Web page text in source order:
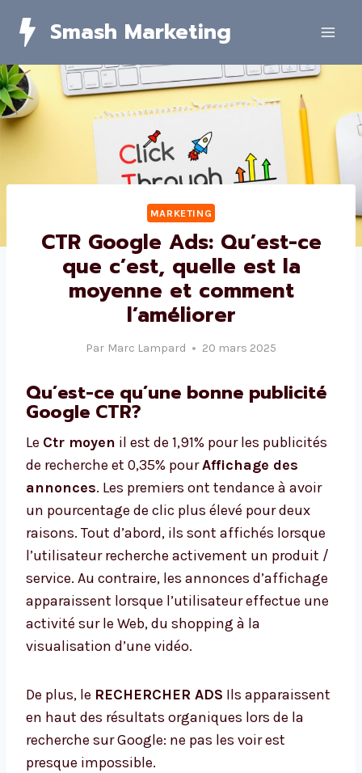
Smash Marketing
MARKETING
CTR Google Ads: Qu’est-ce
que c’est, quelle est la
moyenne et comment
l’améliorer
Par Marc Lampard 20 mars 2025
Qu’est-ce qu’une bonne publicité
Google CTR?
Le Ctr moyen il est de 1,91% pour les publicités
de recherche et 0,35% pourAffichage des
annonces. Les premiers ont tendance à avoir
un pourcentage de clic plus élevé pour deux
raisons. Tout d’abord, ils sont affichés lorsque
l’utilisateur recherche activement un produit /
service. Au contraire, les annonces d’affichage
apparaissent lorsque l’utilisateur effectue une
activité sur le Web, du shopping à la
visualisation d’une vidéo.
De plus, le RECHERCHER ADS Ils apparaissent
en haut des résultats organiques lors de la
recherche sur Google: ne pas les voir est
presque impossible.